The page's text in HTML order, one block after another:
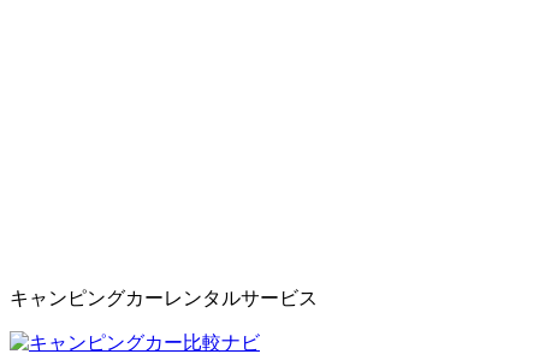
キャンピングカーレンタルサービス